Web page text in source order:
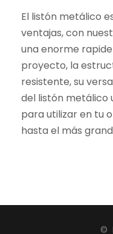
El listón metálico
ventajas, con
una enorme
proyecto, la
resistente, su
del listón metálico
para utilizar en tu
hasta el más
©